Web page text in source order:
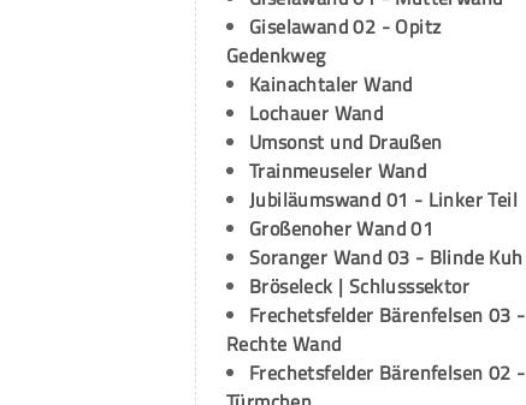
Giselawand 02 - Opitz
Gedenkweg
Kainachtaler Wand
Lochauer Wand
Umsonst und Draußen
Trainmeuseler Wand
Jubiläumswand 01 - Linker Teil
Großenoher Wand 01
Soranger Wand 03 - Blinde Kuh
Bröseleck | Schlusssektor
Frechetsfelder Bärenfelsen 03 -
Rechte Wand
Frechetsfelder Bärenfelsen 02 -